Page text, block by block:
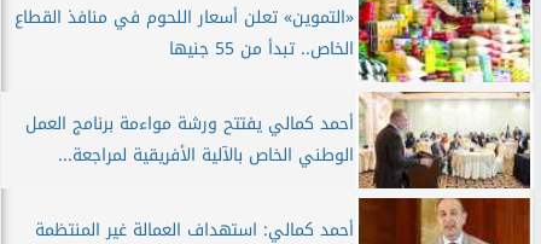
«التموين» تعلن أسعار اللحوم في منافذ القطاع
الخاص.. تبدأ من 55 جنيها
أحمد كمالي يفتتح ورشة مواءمة برنامج العمل
الوطني الخاص بالآلية الأفريقية لمراجعة...
أحمد كمالي: استهداف العمالة غير المنتظمة